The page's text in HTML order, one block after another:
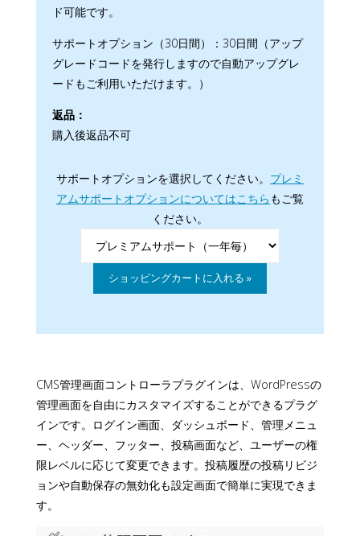
ド可能です。
サポートオプション（30日間）：30日間（アップ
グレードコードを発行しますので自動アップグレ
ードもご利用いただけます。）
返品：
購入後返品不可
サポートオプションを選択してください。 プレミ
アムサポートオプションについてはこちら もご覧
ください。
CMS管理画面コントローラプラグインは、WordPressの
管理画面を自由にカスタマイズすることができるプラグ
インです。ログイン画面、ダッシュボード、管理メニュ
ー、ヘッダー、フッター、投稿画面など、ユーザーの権
限レベルに応じて変更できます。投稿履歴の投稿リビジ
ョンや自動保存の無効化も設定画面で簡単に実現できま
す。